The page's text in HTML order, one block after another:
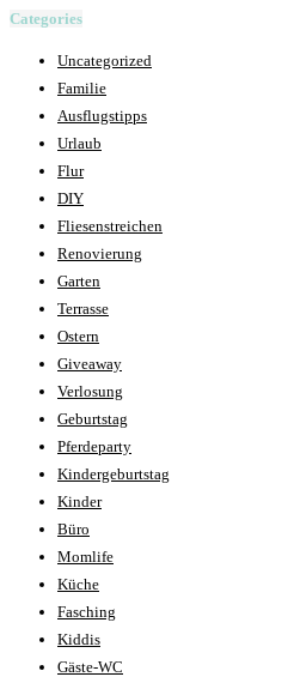
Categories
Uncategorized
Familie
Ausflugstipps
Urlaub
Flur
DIY
Fliesenstreichen
Renovierung
Garten
Terrasse
Ostern
Giveaway
Verlosung
Geburtstag
Pferdeparty
Kindergeburtstag
Kinder
Büro
Momlife
Küche
Fasching
Kiddis
Gäste-WC